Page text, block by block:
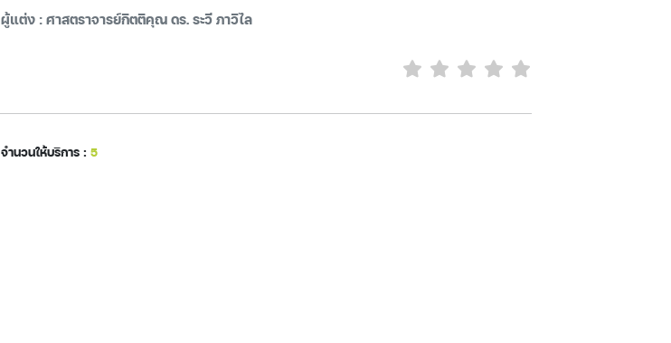
ผู้แต่ง : ศาสตราจารย์กิตติคุณ ดร. ระวี ภาวิไล
จำนวนให้บริการ : 5